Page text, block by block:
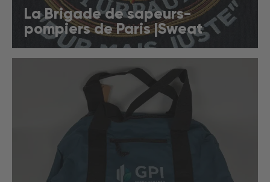
La Brigade de sapeurs-
pompiers de Paris |Sweat